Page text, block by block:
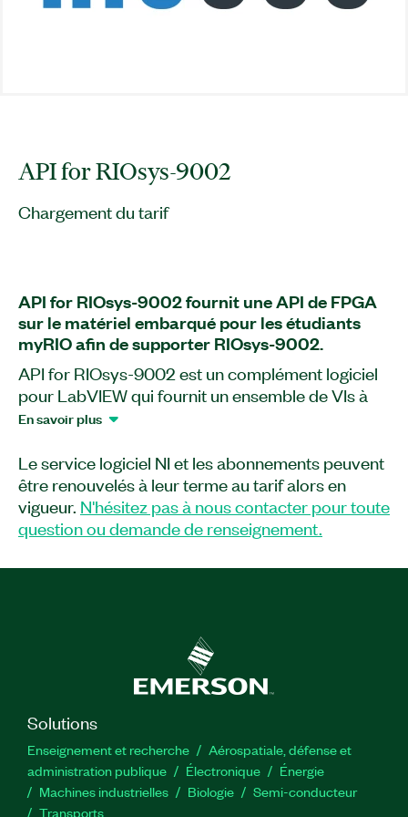
API for RIOsys-9002
Chargement du tarif
API for RIOsys-9002 fournit une API de FPGA
sur le matériel embarqué pour les étudiants
myRIO afin de supporter RIOsys-9002.
API for RIOsys-9002 est un complément logiciel
pour LabVIEW qui fournit un ensemble de VIs à
utiliser sur le FPGA du matériel embarqué pour
logiciel vous permet d’acquérir et de générer des
données via RIOsys-9002. Vous pouvez aussi
utiliser API for RIOsys-9002 afin d’effectuer un
étalonnage de données avec LabVIEW Real-Time
En savoir plus
Le service logiciel NI et les abonnements peuvent
être renouvelés à leur terme au tarif alors en
vigueur. N'hésitez pas à nous contacter pour toute
question ou demande de renseignement.
Solutions
Enseignement et recherche
Aérospatiale, défense et
administration publique
Électronique
Énergie​
Machines industrielles
Biologie
Semi-conducteur
Transports